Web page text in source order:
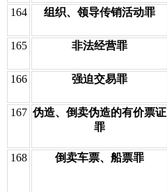
164
组织、领导传销活动罪
165 非法经营罪
166 强迫交易罪
167 伪造、倒卖伪造的有价票证
罪
168 倒卖车票、船票罪